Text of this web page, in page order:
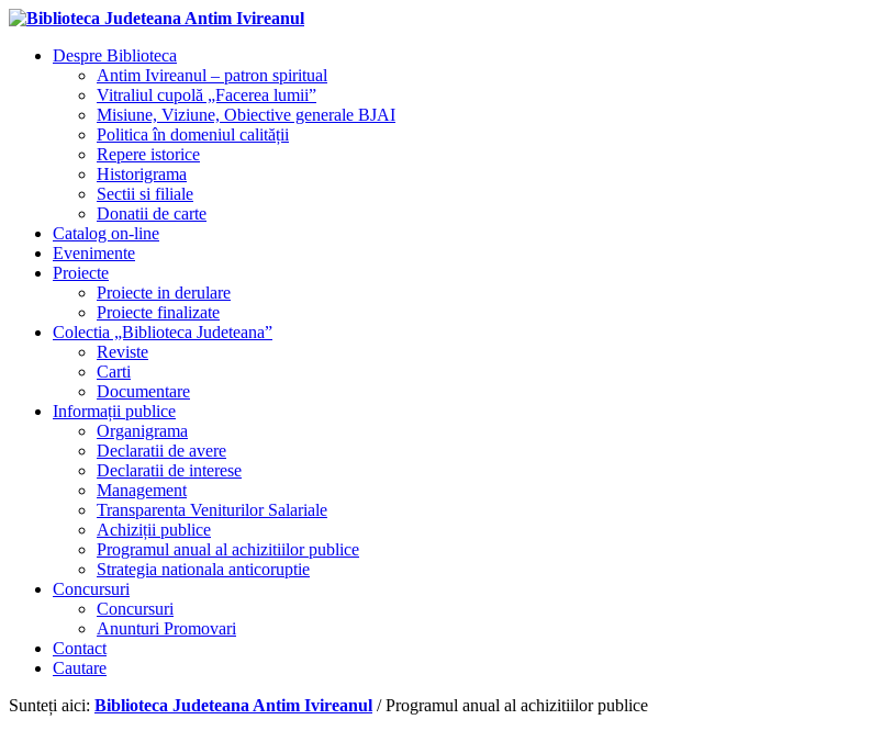
Despre Biblioteca
Antim Ivireanul – patron spiritual
Vitraliul cupolă „Facerea lumii”
Misiune, Viziune, Obiective generale BJAI
Politica în domeniul calității
Repere istorice
Historigrama
Sectii si filiale
Donatii de carte
Catalog on-line
Evenimente
Proiecte
Proiecte in derulare
Proiecte finalizate
Colectia „Biblioteca Judeteana”
Reviste
Carti
Documentare
Informații publice
Organigrama
Declaratii de avere
Declaratii de interese
Management
Transparenta Veniturilor Salariale
Achiziții publice
Programul anual al achizitiilor publice
Strategia nationala anticoruptie
Concursuri
Concursuri
Anunturi Promovari
Contact
Cautare
Sunteți aici: Biblioteca Judeteana Antim Ivireanul / Programul anual al achizitiilor publice